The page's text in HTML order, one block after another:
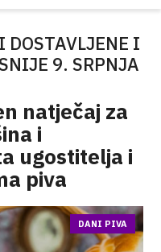
DOSTAVLJENE I
9. SRPNJA
natječaj za
i
ugostitelja i
piva
DANI PIVA